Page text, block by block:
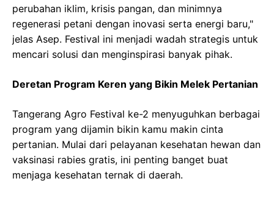
perubahan iklim, krisis pangan, dan minimnya
regenerasi petani dengan inovasi serta energi baru,"
jelas Asep. Festival ini menjadi wadah strategis untuk
mencari solusi dan menginspirasi banyak pihak.
Deretan Program Keren yang Bikin Melek Pertanian
Tangerang Agro Festival ke-2 menyuguhkan berbagai
program yang dijamin bikin kamu makin cinta
pertanian. Mulai dari pelayanan kesehatan hewan dan
vaksinasi rabies gratis, ini penting banget buat
menjaga kesehatan ternak di daerah.